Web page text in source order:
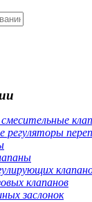
регуляторы
клапанов
заслонок